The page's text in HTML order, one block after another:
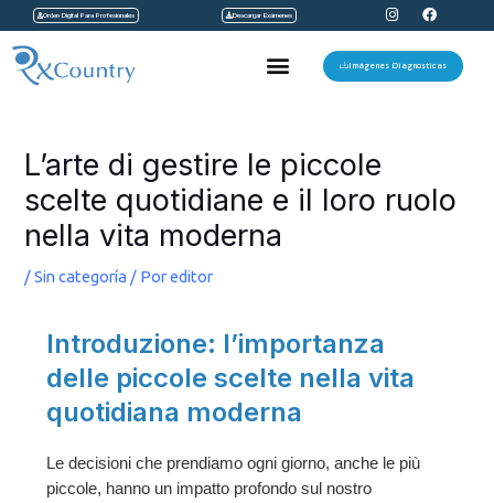
contenido
Orden Digital Para Profesionales Descargar Exámenes
I
n
s
t
a
F
a
c
e
b
Menu Imágenes Diagnosticas
L’arte di gestire le piccole
scelte quotidiane e il loro ruolo
nella vita moderna
/Sin categoría / Poreditor
Introduzione: l’importanza
delle piccole scelte nella vita
quotidiana moderna
Le decisioni che prendiamo ogni giorno, anche le più
piccole, hanno un impatto profondo sul nostro
entradas